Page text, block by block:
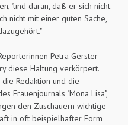
"und daran, daß er sich nicht
nicht mit einer guten Sache,
Petra Gerster
diese Haltung verkörpert.
Redaktion und die
Frauenjournals "Mona Lisa",
den Zuschauern wichtige
in oft beispielhafter Form